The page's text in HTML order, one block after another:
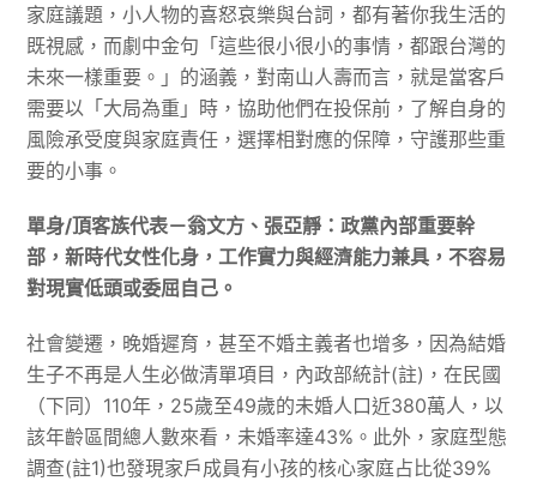
家庭議題，小人物的喜怒哀樂與台詞，都有著你我生活的
既視感，而劇中金句「這些很小很小的事情，都跟台灣的
未來一樣重要。」的涵義，對南山人壽而言，就是當客戶
需要以「大局為重」時，協助他們在投保前，了解自身的
風險承受度與家庭責任，選擇相對應的保障，守護那些重
要的小事。
單身/頂客族代表－翁文方、張亞靜：政黨內部重要幹
部，新時代女性化身，工作實力與經濟能力兼具，不容易
對現實低頭或委屈自己。
社會變遷，晚婚遲育，甚至不婚主義者也增多，因為結婚
生子不再是人生必做清單項目，內政部統計(註)，在民國
（下同）110年，25歲至49歲的未婚人口近380萬人，以
該年齡區間總人數來看，未婚率達43%。此外，家庭型態
調查(註1)也發現家戶成員有小孩的核心家庭占比從39%